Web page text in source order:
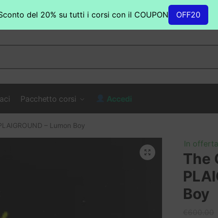
Pacchetto corsi Accedi
– Lumon Boy
In
The
Boy
del 20% su tutti i corsi con il COUPON OFF20